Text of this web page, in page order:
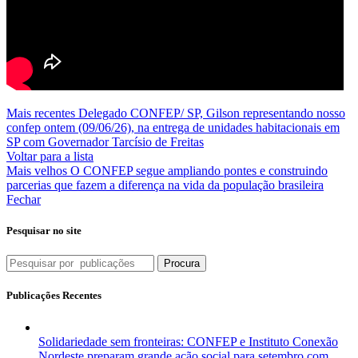
Mais recentes Delegado CONFEP/ SP, Gilson representando nosso
confep ontem (09/06/26), na entrega de unidades habitacionais em
SP com Governador Tarcísio de Freitas
Voltar para a lista
Mais velhos O CONFEP segue ampliando pontes e construindo
parcerias que fazem a diferença na vida da população brasileira
Fechar
Pesquisar no site
Procura
Publicações Recentes
Solidariedade sem fronteiras: CONFEP e Instituto Conexão